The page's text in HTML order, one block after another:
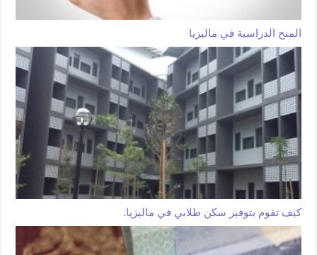
المنح الدراسية في ماليزيا
كيف تقوم بتوفير سكن طلابي في ماليزيا.